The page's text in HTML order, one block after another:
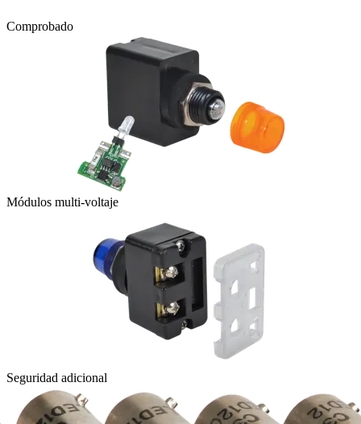
Comprobado
Módulos multi-voltaje
Seguridad adicional